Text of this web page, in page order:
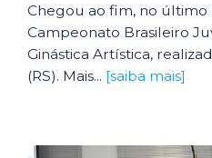
Chegou ao fim, no último
Campeonato Brasileiro
Ginástica Artística,
(RS). Mais... [saiba mais]